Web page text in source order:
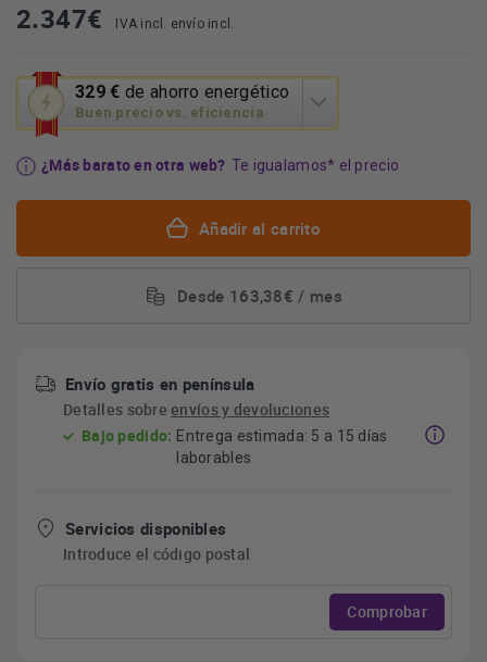
2.347€ IVA incl. envío incl.
329 € de ahorro energético
Buen precio vs. eficiencia
Esta
acción
abrirá
la
herramienta
de
Youreko.
¿Más barato en otra web? Te igualamos* el precio
Añadir al carrito
Desde 163,38€ / mes
Envío gratis en península
Detalles sobreenvíos y devoluciones
Bajo pedido: Entrega estimada: 5 a 15 días
laborables
Servicios disponibles
Introduce el código postal
Comprobar